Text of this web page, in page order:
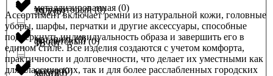
39,5 (0)
3B (0)
терракоторый (0)
фиолетовый (0)
хаки (0)
металлизированная (0)
метанить (0)
мохер (0)
Ассортимент включает ремни из натуральной кожи, головные
уборы, шарфы, перчатки и другие аксессуары, способные
подчеркнуть индивидуальность образа и завершить его в
едином стиле. Все изделия создаются с учетом комфорта,
практичности и долговечности, что делает их уместными как
для классических, так и для более расслабленных городских